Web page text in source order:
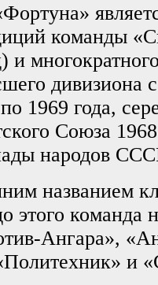
команды
и
дивизиона
1969 года,
Союза
народов
названием
этого команда
Ангара»,
и